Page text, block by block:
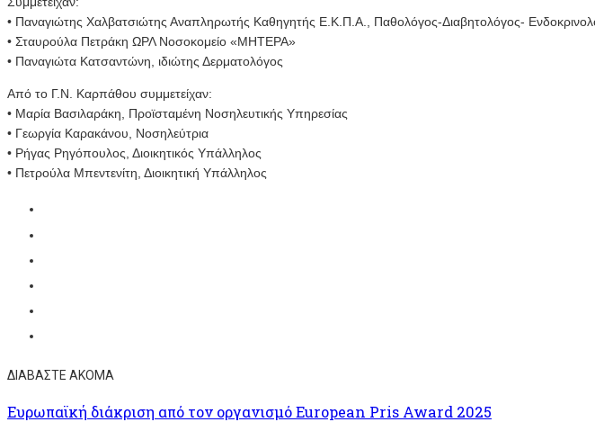
• Παναγιώτης Χαλβατσιώτης Αναπληρωτής Καθηγητής Ε.Κ.Π.Α., Παθολόγος-Διαβητολόγος-
• Σταυρούλα Πετράκη ΩΡΛ Νοσοκομείο «ΜΗΤΕΡΑ»
• Παναγιώτα Κατσαντώνη, ιδιώτης Δερματολόγος
Από το Γ.Ν. Καρπάθου συμμετείχαν:
• Μαρία Βασιλαράκη, Προϊσταμένη Νοσηλευτικής Υπηρεσίας
• Γεωργία Καρακάνου, Νοσηλεύτρια
• Ρήγας Ρηγόπουλoς, Διοικητικός Υπάλληλος
• Πετρούλα Μπεντενίτη, Διοικητική Υπάλληλος
ΔΙΑΒΑΣΤΕ ΑΚΟΜΑ
Ευρωπαϊκή διάκριση από τον οργανισμό European Pris Award 2025